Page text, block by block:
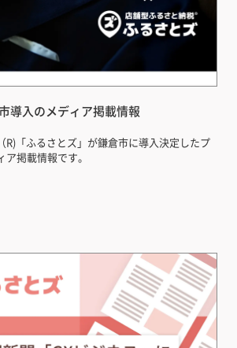
導入のメディア掲載情報
R)「ふるさとズ」が鎌倉市に導入決定したプ
ア掲載情報です。